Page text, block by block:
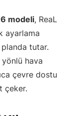
modeli, ReaL
ayarlama
planda tutar.
hava
çevre dostu
çeker.